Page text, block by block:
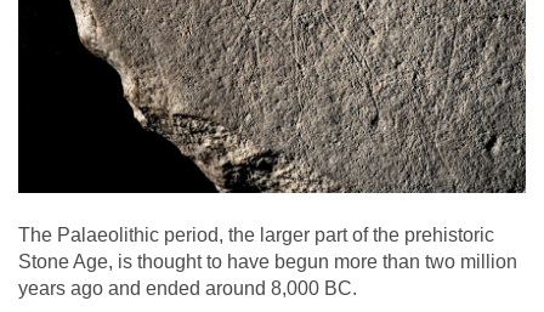
The Palaeolithic period, the larger part of the prehistoric
Stone Age, is thought to have begun more than two million
years ago and ended around 8,000 BC.